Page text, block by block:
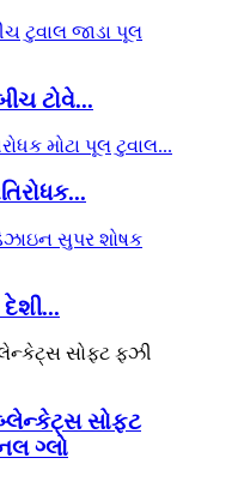
ટોવે...
સોફ્ટ
ગ્લો